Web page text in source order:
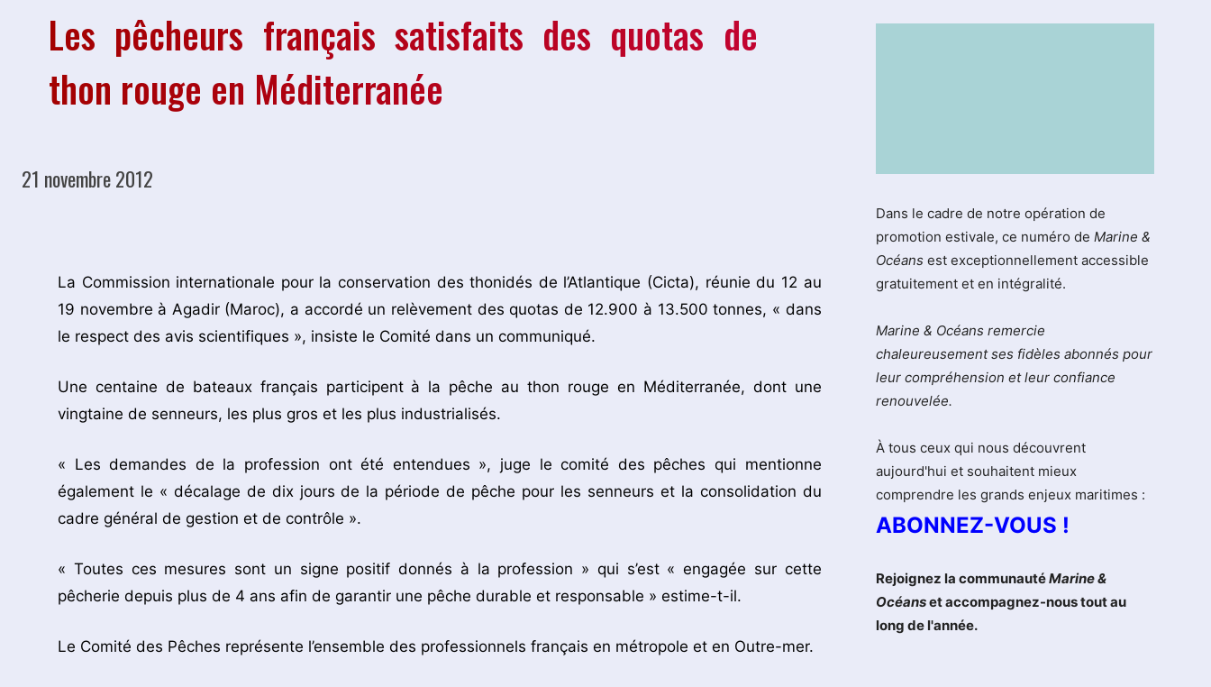
Les pêcheurs français satisfaits des quotas de
thon rouge en Méditerranée
21 novembre 2012
La Commission internationale pour la conservation des thonidés de l’Atlantique (Cicta), réunie du 12 au
19 novembre à Agadir (Maroc), a accordé un relèvement des quotas de 12.900 à 13.500 tonnes, « dans
le respect des avis scientifiques », insiste le Comité dans un communiqué.
Une centaine de bateaux français participent à la pêche au thon rouge en Méditerranée, dont une
vingtaine de senneurs, les plus gros et les plus industrialisés.
« Les demandes de la profession ont été entendues », juge le comité des pêches qui mentionne
également le « décalage de dix jours de la période de pêche pour les senneurs et la consolidation du
cadre général de gestion et de contrôle ».
« Toutes ces mesures sont un signe positif donnés à la profession » qui s’est « engagée sur cette
pêcherie depuis plus de 4 ans afin de garantir une pêche durable et responsable » estime-t-il.
Le Comité des Pêches représente l’ensemble des professionnels français en métropole et en Outre-mer.
Dans le cadre de notre opération de
promotion estivale, ce numéro de Marine &
Océans est exceptionnellement accessible
gratuitement et en intégralité.
Marine & Océans remercie
chaleureusement ses fidèles abonnés pour
leur compréhension et leur confiance
renouvelée.
À tous ceux qui nous découvrent
aujourd'hui et souhaitent mieux
comprendre les grands enjeux maritimes :
ABONNEZ-VOUS !
Rejoignez la communautéMarine &
Océanset accompagnez-nous tout au
long de l'année.